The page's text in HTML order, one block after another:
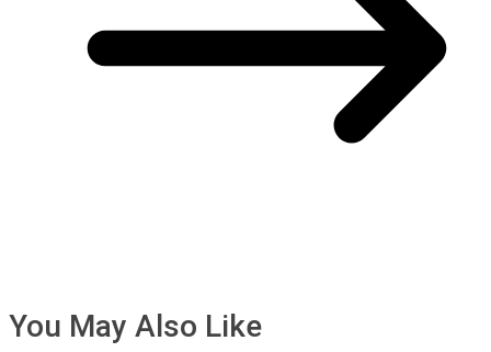
You May Also Like